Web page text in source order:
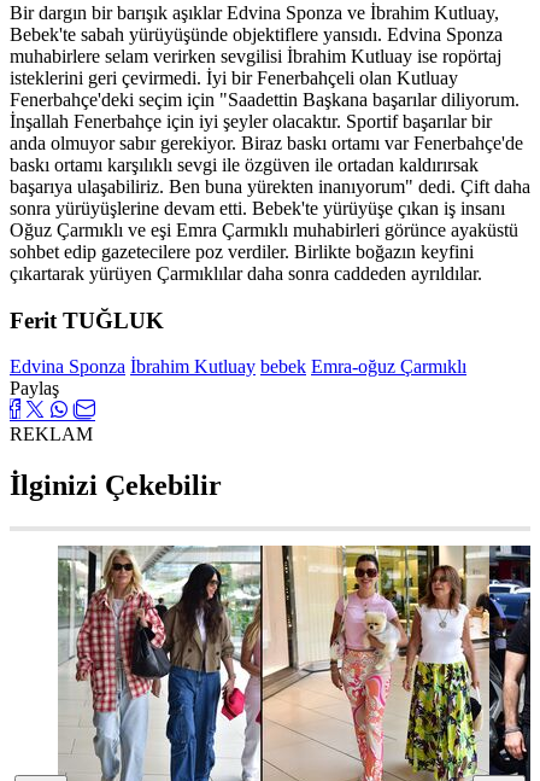
Bir dargın bir barışık aşıklar Edvina Sponza ve İbrahim Kutluay,
Bebek'te sabah yürüyüşünde objektiflere yansıdı. Edvina Sponza
muhabirlere selam verirken sevgilisi İbrahim Kutluay ise ropörtaj
isteklerini geri çevirmedi. İyi bir Fenerbahçeli olan Kutluay
Fenerbahçe'deki seçim için "Saadettin Başkana başarılar diliyorum.
İnşallah Fenerbahçe için iyi şeyler olacaktır. Sportif başarılar bir
anda olmuyor sabır gerekiyor. Biraz baskı ortamı var Fenerbahçe'de
baskı ortamı karşılıklı sevgi ile özgüven ile ortadan kaldırırsak
başarıya ulaşabiliriz. Ben buna yürekten inanıyorum" dedi. Çift daha
sonra yürüyüşlerine devam etti. Bebek'te yürüyüşe çıkan iş insanı
Oğuz Çarmıklı ve eşi Emra Çarmıklı muhabirleri görünce ayaküstü
sohbet edip gazetecilere poz verdiler. Birlikte boğazın keyfini
çıkartarak yürüyen Çarmıklılar daha sonra caddeden ayrıldılar.
Ferit TUĞLUK
Edvina Sponza İbrahim Kutluay bebek Emra-oğuz Çarmıklı
Paylaş
REKLAM
İlginizi Çekebilir